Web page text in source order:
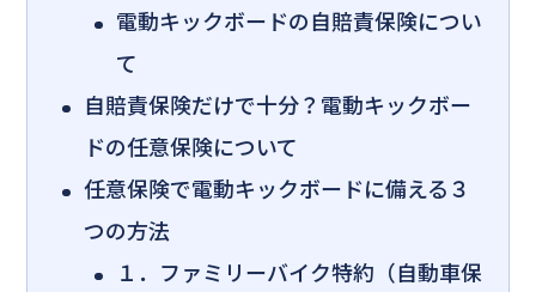
電動キックボードの自賠責保険につい
て
自賠責保険だけで十分？電動キックボー
ドの任意保険について
任意保険で電動キックボードに備える３
つの方法
１．ファミリーバイク特約（自動車保